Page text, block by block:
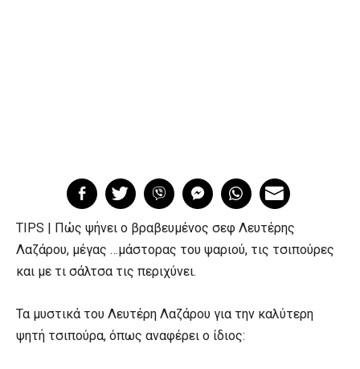
TIPS | Πώς ψήνει ο βραβευμένος σεφ Λευτέρης
Λαζάρου, μέγας …μάστορας του ψαριού, τις τσιπούρες
και με τι σάλτσα τις περιχύνει.
Τα μυστικά του Λευτέρη Λαζάρου για την καλύτερη
ψητή τσιπούρα, όπως αναφέρει ο ίδιος: